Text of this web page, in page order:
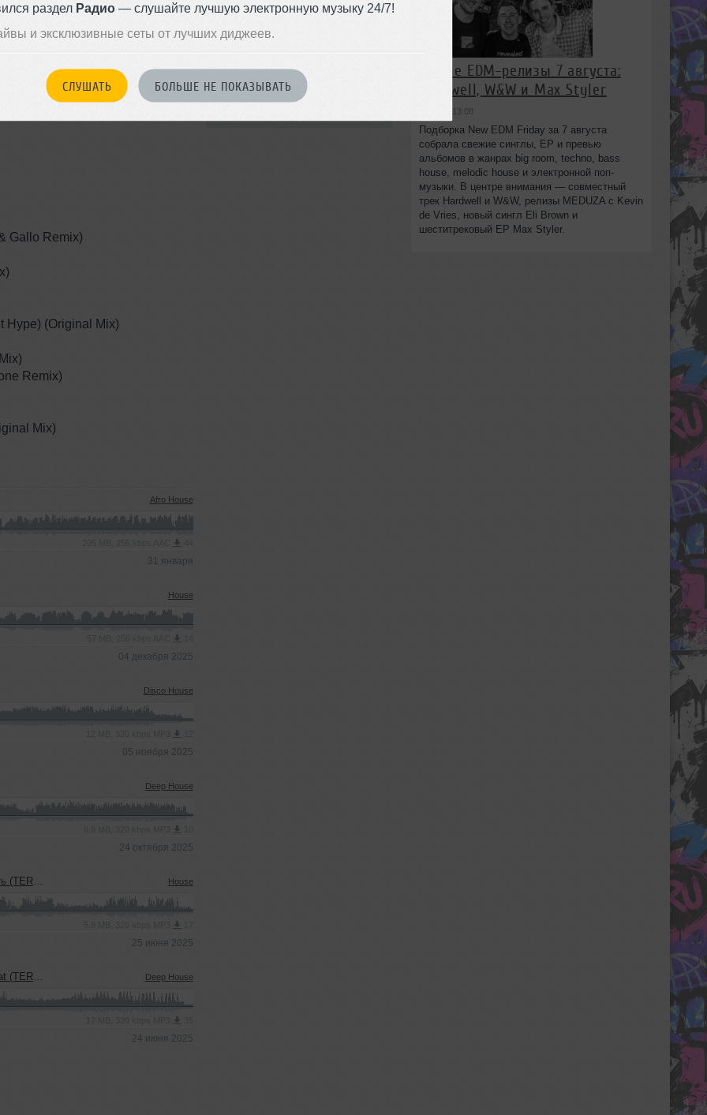
раздел Радио— слушайте лучшую электронную музыку 24/7!
и эксклюзивные сеты от лучших диджеев.
СЛУШАТЬ БОЛЬШЕ НЕ ПОКАЗЫВАТЬ
Gallo Remix)
Hype) (Original Mix)
Remix)
Mix)
Afro House
31 января
House
04 декабря 2025
Disco House
05 ноября 2025
Deep House
24 октября 2025
Blend) House
25 июня 2025
Blend) Deep House
24 июня 2025
Стили: Tech House
Записан: 20 ноября 2019
Добавлен: 20 ноября 2019, 13:02
BPM: 124
Новые EDM-релизы 7 августа:
Hardwell, W&W и Max Styler
вчера в 13:08
Подборка New EDM Friday за 7 августа
собрала свежие синглы, EP и превью
альбомов в жанрах big room, techno, bass
house, melodic house и электронной поп-
музыки. В центре внимания — совместный
трек Hardwell и W&W, релизы MEDUZA с Kevin
de Vries, новый сингл Eli Brown и
шеститрековый EP Max Styler.